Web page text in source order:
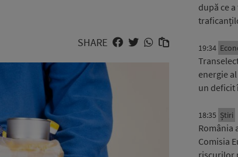
SHARE
după ce
19:34
energie
un deficit
18:35 Știri
România
Comisia
riscurilor